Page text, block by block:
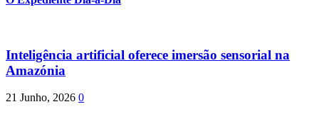
Inteligência artificial oferece imersão sensorial na
Amazónia
21 Junho, 2026 0